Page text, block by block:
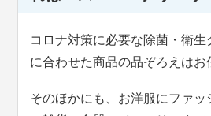
コロナ対策に必要な除菌・衛生
に合わせた商品の品ぞろえはお
そのほかにも、お洋服にファッ